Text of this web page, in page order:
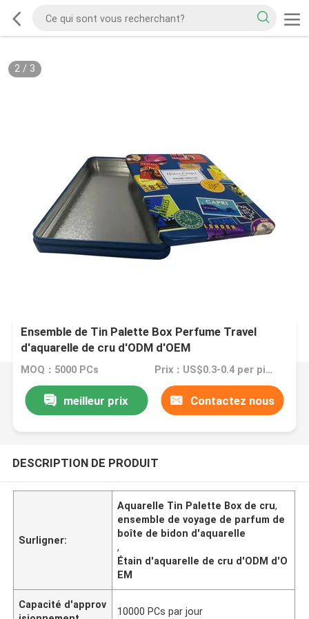
2/ 3
Ensemble de Tin Palette Box Perfume Travel
d'aquarelle de cru d'ODM d'OEM
MOQ：5000 PCs Prix：US$0.3-0.4 per piece
meilleur prix Contactez nous
DESCRIPTION DE PRODUIT
Surligner:
Aquarelle Tin Palette Box de cru,
ensemble de voyage de parfum de
boîte de bidon d'aquarelle
,
Étain d'aquarelle de cru d'ODM d'O
EM
Capacité d'approv
10000 PCs par jour